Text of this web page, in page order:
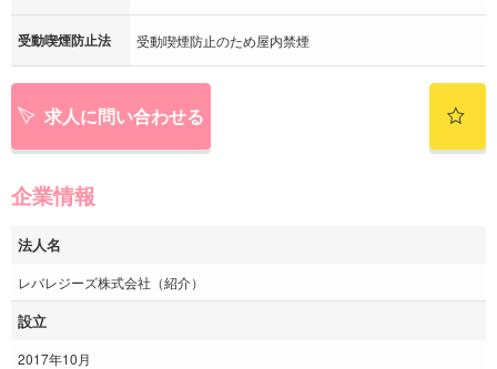
受動喫煙防止法 受動喫煙防止のため屋内禁煙
求人に問い合わせる
企業情報
法人名
レバレジーズ株式会社（紹介）
設立
2017年10月